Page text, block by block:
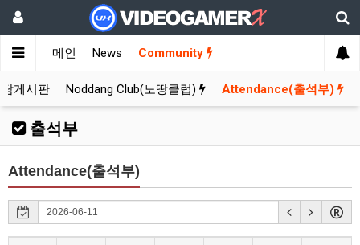
메인 News Community
게시판 Noddang Club(노땅클럽) Attendance(출석부)
출석부
Attendance(출석부)